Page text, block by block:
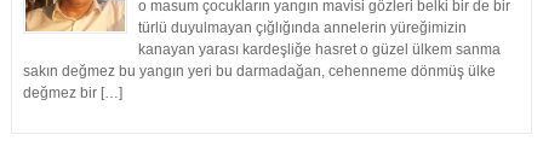
o masum çocukların yangın mavisi gözleri belki bir de bir
türlü duyulmayan çığlığında annelerin yüreğimizin
kanayan yarası kardeşliğe hasret o güzel ülkem sanma
sakın değmez bu yangın yeri bu darmadağan, cehenneme dönmüş ülke
değmez bir […]